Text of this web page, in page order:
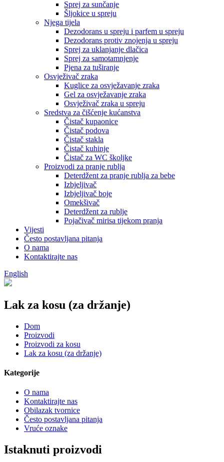
Sprej za sunčanje
Šljokice u spreju
Njega tijela
Dezodorans u spreju i parfem u spreju
Dezodorans protiv znojenja u spreju
Sprej za uklanjanje dlačica
Sprej za samotamnjenje
Pjena za tuširanje
Osvježivač zraka
Kuglice za osvježavanje zraka
Gel za osvježavanje zraka
Osvježivač zraka u spreju
Sredstva za čišćenje kućanstva
Čistač kupaonice
Čistač podova
Čistač stakla
Čistač kuhinje
Čistač za WC školjke
Proizvodi za pranje rublja
Deterdžent za pranje rublja za bebe
Izbjeljivač
Izbjeljivač boje
Omekšivač
Deterdžent za rublje
Pojačivač mirisa tijekom pranja
Vijesti
Često postavljana pitanja
O nama
Kontaktirajte nas
English
Lak za kosu (za držanje)
Dom
Proizvodi
Proizvodi za kosu
Lak za kosu (za držanje)
Kategorije
O nama
Kontaktirajte nas
Obilazak tvornice
Često postavljana pitanja
Vruće oznake
Istaknuti proizvodi